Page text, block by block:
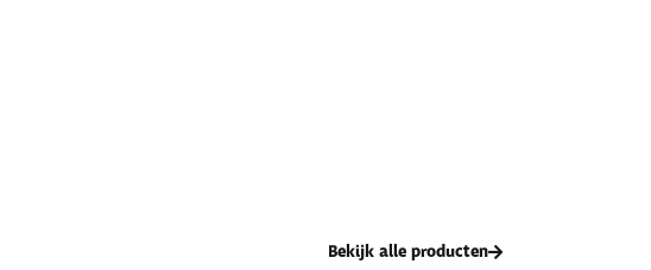
Bekijk alle producten